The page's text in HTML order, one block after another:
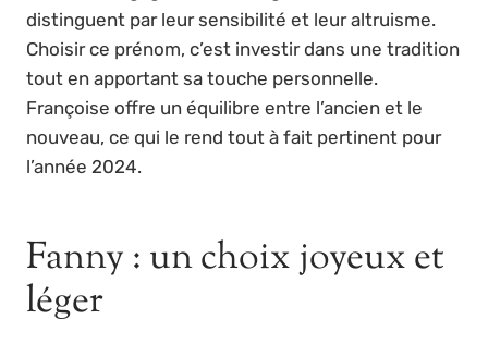
distinguent par leur sensibilité et leur altruisme.
Choisir ce prénom, c’est investir dans une tradition
tout en apportant sa touche personnelle.
Françoise offre un équilibre entre l’ancien et le
nouveau, ce qui le rend tout à fait pertinent pour
l’année 2024.
Fanny : un choix joyeux et
léger